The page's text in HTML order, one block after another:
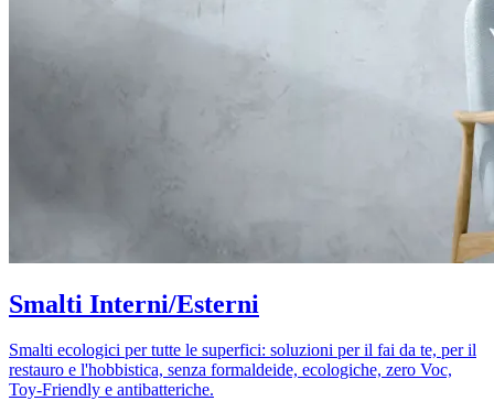
Smalti Interni/Esterni
Smalti ecologici per tutte le superfici: soluzioni per il fai da te, per il
restauro e l'hobbistica, senza formaldeide, ecologiche, zero Voc,
Toy-Friendly e antibatteriche.